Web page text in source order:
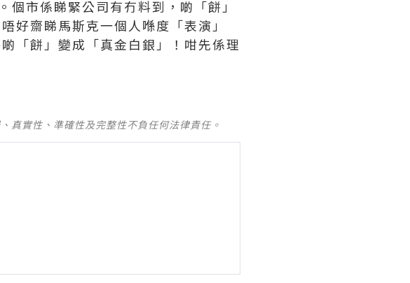
市係睇緊公司有冇料到，啲「餅」
好齋睇馬斯克一個人喺度「表演」
「餅」變成「真金白銀」！咁先係理
真實性、準確性及完整性不負任何法律責任。